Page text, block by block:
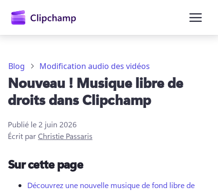
principal
Blog Modification audio des vidéos
Nouveau ! Musique libre de
droits dans Clipchamp
Publié le 2 juin 2026
Écrit parChristie Passaris
Sur cette page
Découvrez une nouvelle musique de fond libre de